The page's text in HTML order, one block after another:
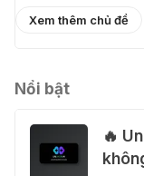
💃
Flow
Xem thêm chủ đề
Nổi bật
🔥